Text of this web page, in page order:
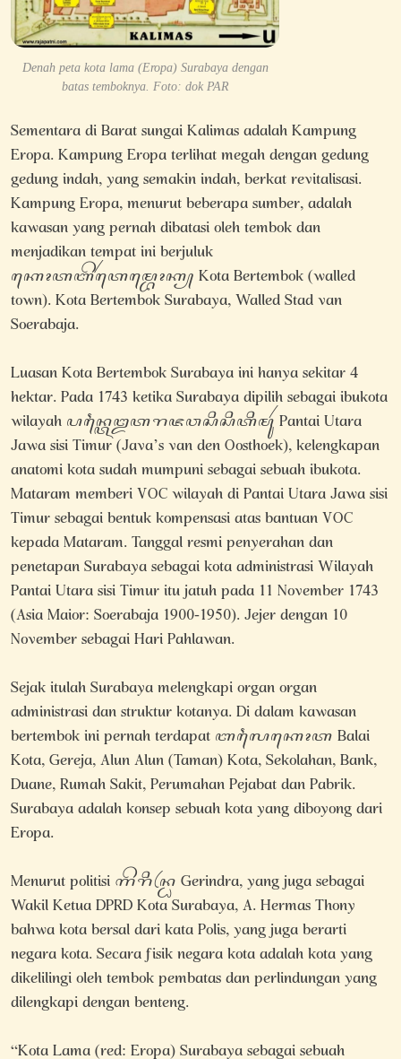
Denah peta kota lama (Eropa) Surabaya dengan
batas temboknya. Foto: dok PAR
Sementara di Barat sungai Kalimas adalah Kampung
Eropa. Kampung Eropa terlihat megah dengan gedung
gedung indah, yang semakin indah, berkat revitalisasi.
Kampung Eropa, menurut beberapa sumber, adalah
kawasan yang pernah dibatasi oleh tembok dan
menjadikan tempat ini berjuluk
ꦏꦺꦴꦠꦧꦼꦂꦠꦺꦩ꧀ꦧꦺꦴꦏ꧀ Kota Bertembok (walled
town). Kota Bertembok Surabaya, Walled Stad van
Soerabaja.
Luasan Kota Bertembok Surabaya ini hanya sekitar 4
hektar. Pada 1743 ketika Surabaya dipilih sebagai ibukota
wilayah ꦥꦤ꧀ꦠꦻꦈꦠꦫꦗꦮꦱꦶꦱꦶꦠꦶꦩꦸꦂ Pantai Utara
Jawa sisi Timur (Java’s van den Oosthoek), kelengkapan
anatomi kota sudah mumpuni sebagai sebuah ibukota.
Mataram memberi VOC wilayah di Pantai Utara Jawa sisi
Timur sebagai bentuk kompensasi atas bantuan VOC
kepada Mataram. Tanggal resmi penyerahan dan
penetapan Surabaya sebagai kota administrasi Wilayah
Pantai Utara sisi Timur itu jatuh pada 11 November 1743
(Asia Maior: Soerabaja 1900-1950). Jejer dengan 10
November sebagai Hari Pahlawan.
Sejak itulah Surabaya melengkapi organ organ
administrasi dan struktur kotanya. Di dalam kawasan
bertembok ini pernah terdapat ꦧꦭꦻꦏꦺꦴꦠ Balai
Kota, Gereja, Alun Alun (Taman) Kota, Sekolahan, Bank,
Duane, Rumah Sakit, Perumahan Pejabat dan Pabrik.
Surabaya adalah konsep sebuah kota yang diboyong dari
Eropa.
Menurut politisi ꦒꦼꦫꦶꦤ꧀ꦝꦿ Gerindra, yang juga sebagai
Wakil Ketua DPRD Kota Surabaya, A. Hermas Thony
bahwa kota bersal dari kata Polis, yang juga berarti
negara kota. Secara fisik negara kota adalah kota yang
dikelilingi oleh tembok pembatas dan perlindungan yang
dilengkapi dengan benteng.
“Kota Lama (red: Eropa) Surabaya sebagai sebuah